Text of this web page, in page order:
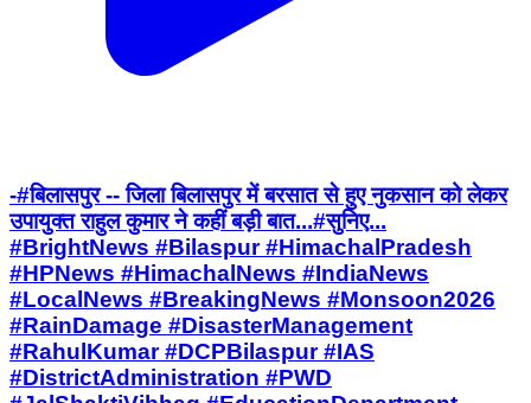
-#बिलासपुर -- जिला बिलासपुर में बरसात से हुए नुकसान को लेकर
उपायुक्त राहुल कुमार ने कहीं बड़ी बात...#सुनिए...
#BrightNews #Bilaspur #HimachalPradesh
#HPNews #HimachalNews #IndiaNews
#LocalNews #BreakingNews #Monsoon2026
#RainDamage #DisasterManagement
#RahulKumar #DCPBilaspur #IAS
#DistrictAdministration #PWD